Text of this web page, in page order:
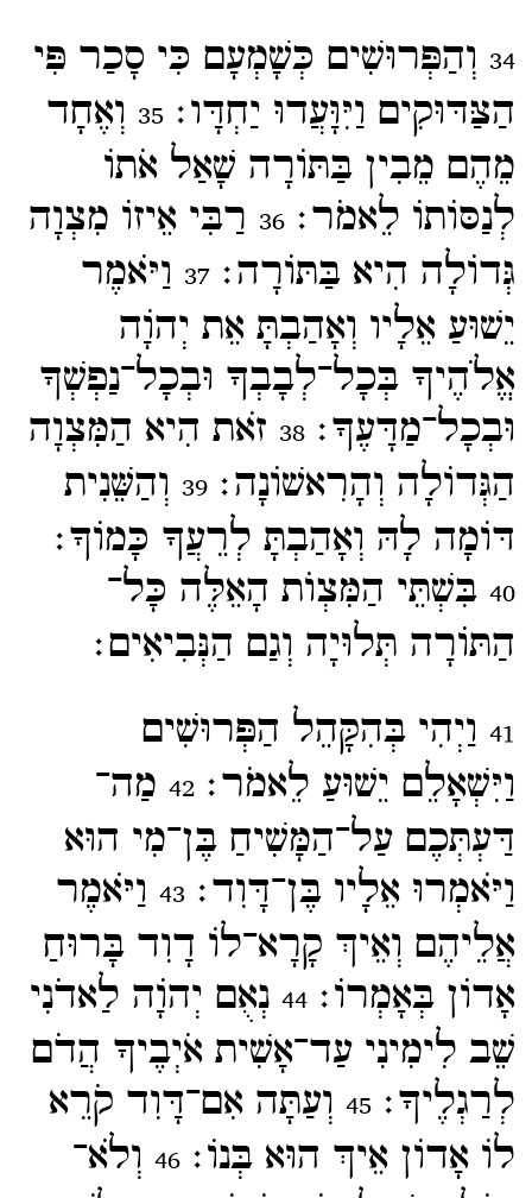
34 וְהַפְּרוּשִׁים כְּשָׁמְעָם כִּי סָכַר פִּי
הַצַּדּוּקִים וַיִּוָּעֲדוּ יַחְדָּו׃35 וְאֶחָד
מֵהֶם מֵבִין בַּתּוֹרָה שָׁאַל אֹתוֹ
לְנַסּוֹתוֹ לֵאמֹר׃36 רַבִּי אֵיזוֹ מִצְוָה
גְּדוֹלָה הִיא בַּתּוֹרָה׃37 וַיֹּאמֶר
יֵשׁוּעַ אֵלָיו וְאָהַבְתָּ אֵת יְהוָֹה
אֱלֹהֶיךָ בְּכָל־​לְבָבְךָ וּבְכָל־​נַפְשְׁךָ
וּבְכָל־​מַדָּעֶךָ׃38 זֹאת הִיא הַמִּצְוָה
הַגְּדוֹלָה וְהָרִאשׁוֹנָה׃39 וְהַשֵּׁנִית
דּוֹמָה לָהּ וְאָהַבְתָּ לְרֵעֲךָ כָּמוֹךָ׃
40 בִּשְׁתֵּי הַמִּצְוֺת הָאֵלֶּה כָּל־​
הַתּוֹרָה תְּלוּיָה וְגַם הַנְּבִיאִים׃
41 וַיְהִי בְּהִקָּהֵל הַפְּרוּשִׁים
וַיִּשְׁאָלֵם יֵשׁוּעַ לֵאמֹר׃42 מַה־​
דַּעְתְּכֶם עַל־​הַמָּשִׁיחַ בֶּן־​מִי הוּא
וַיֹּאמְרוּ אֵלָיו בֶּן־​דָּוִד׃43 וַיֹּאמֶר
אֲלֵיהֶם וְאֵיךְ קָרָא־​לוֹ דָוִד בָּרוּחַ
אָדוֹן בְּאָמְרוֹ׃44 נְאֻם יְהוָֹה לַאדֹנִי
שֵׁב לִימִינִי עַד־​אָשִׁית אֹיְבֶיךָ הֲדֹם
לְרַגְלֶיךָ׃45 וְעַתָּה אִם־​דָּוִד קֹרֵא
לוֹ אָדוֹן אֵיךְ הוּא בְּנוֹ׃46 וְלֹא־​